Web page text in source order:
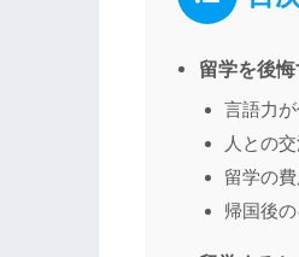
留学を後
言語力
人との
留学の
帰国後